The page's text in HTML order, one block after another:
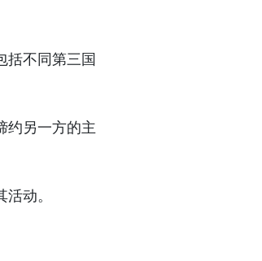
括不同第三国
约另一方的主
动。